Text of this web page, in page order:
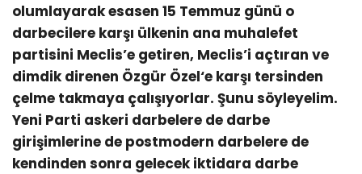
olumlayarak esasen 15 Temmuz günü o
darbecilere karşı ülkenin ana muhalefet
partisini Meclis’e getiren, Meclis’i açtıran ve
dimdik direnen Özgür Özel‘e karşı tersinden
çelme takmaya çalışıyorlar. Şunu söyleyelim.
Yeni Parti askeri darbelere de darbe
girişimlerine de postmodern darbelere de
kendinden sonra gelecek iktidara darbe